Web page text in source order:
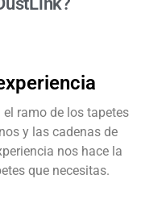
ramo de los tapetes
y las cadenas de
nos hace la
que necesitas.